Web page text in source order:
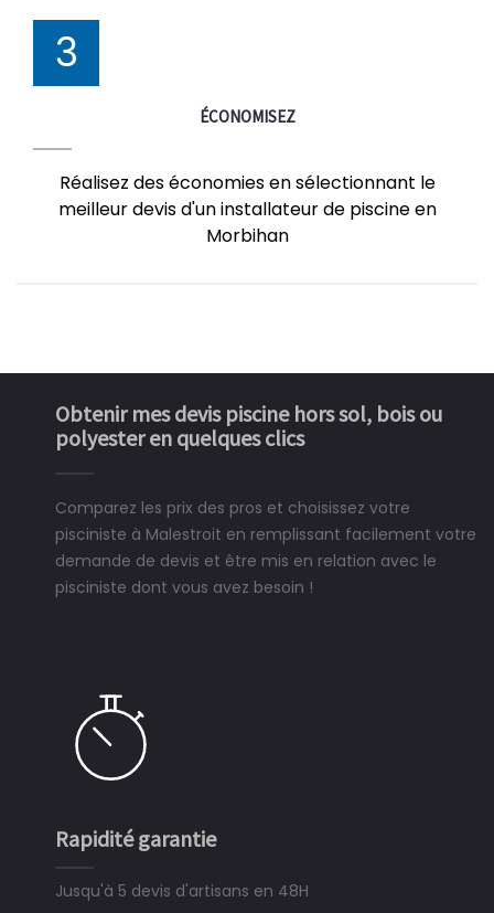
3
ÉCONOMISEZ
Réalisez des économies en sélectionnant le
meilleur devis d'un installateur de piscine en
Morbihan
Obtenir mes devis piscine hors sol, bois ou
polyester en quelques clics
Comparez les prix des pros et choisissez votre
pisciniste à Malestroit en remplissant facilement votre
demande de devis et être mis en relation avec le
pisciniste dont vous avez besoin !
Rapidité garantie
Jusqu'à 5 devis d'artisans en 48H